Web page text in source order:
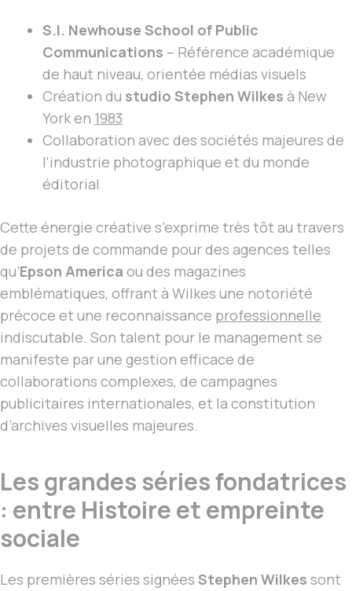
S.I. Newhouse School of Public
Communications – Référence académique
de haut niveau, orientée médias visuels
Création du studio Stephen Wilkes à New
York en 1983
Collaboration avec des sociétés majeures de
l’industrie photographique et du monde
éditorial
Cette énergie créative s’exprime très tôt au travers
de projets de commande pour des agences telles
qu’Epson America ou des magazines
emblématiques, offrant à Wilkes une notoriété
précoce et une reconnaissance professionnelle
indiscutable. Son talent pour le management se
manifeste par une gestion efficace de
collaborations complexes, de campagnes
publicitaires internationales, et la constitution
d’archives visuelles majeures.
Les grandes séries fondatrices
: entre Histoire et empreinte
sociale
Les premières séries signées Stephen Wilkes sont